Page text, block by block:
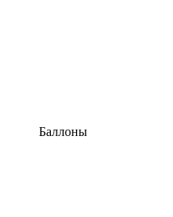
Баллоны